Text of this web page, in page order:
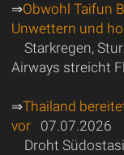
⇒Obwohl Taifun
Unwettern und
Starkregen,
Airways streicht
⇒Thailand
vor07.07.2026
Droht